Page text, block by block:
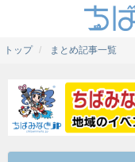
トップ まとめ記事一覧